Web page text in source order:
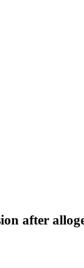
after